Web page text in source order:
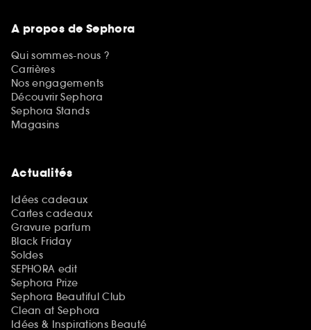
A propos de Sephora
Qui sommes-nous ?
Carrières
Nos engagements
Découvrir Sephora
Sephora Stands
Magasins
Actualités
Idées cadeaux
Cartes cadeaux
Gravure parfum
Black Friday
Soldes
SEPHORA edit
Sephora Prize
Sephora Beautiful Club
Clean at Sephora
Idées & Inspirations Beauté